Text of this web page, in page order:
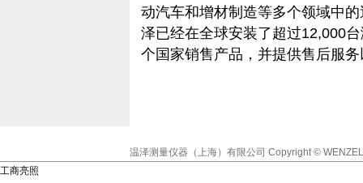
动汽车和增材制造等多个领域中
泽已经在全球安装了超过12,000
个国家销售产品，并提供售后服
温泽测量仪器（上海）有限公司 Copyright ©
工商亮照